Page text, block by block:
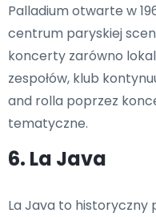
Palladium otwarte w
centrum paryskiej
koncerty zarówno
zespołów, klub
and rolla poprzez
tematyczne.
6. La Java
La Java to historyczny